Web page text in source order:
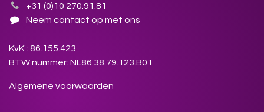
+31 (0)10 270.91.81
Neem contact op met ons
KvK : 86.155.423
BTW nummer: NL86.38.79.123.B01
Algemene voorwaarden